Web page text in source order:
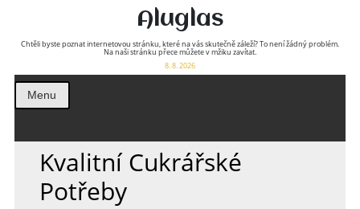
Aluglas
Chtěli byste poznat internetovou stránku, které na vás skutečně záleží? To není žádný problém.
Na naši stránku přece můžete v mžiku zavítat.
8. 8. 2026
Menu
Kvalitní Cukrářské
Potřeby